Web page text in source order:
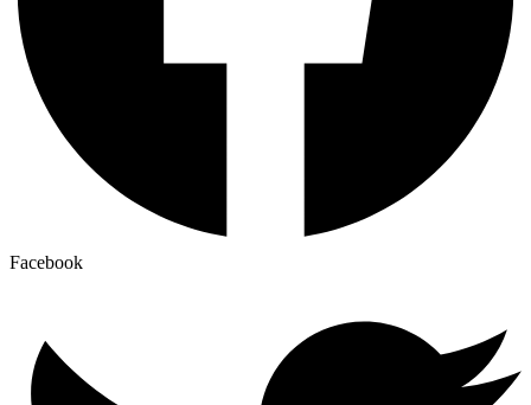
Facebook